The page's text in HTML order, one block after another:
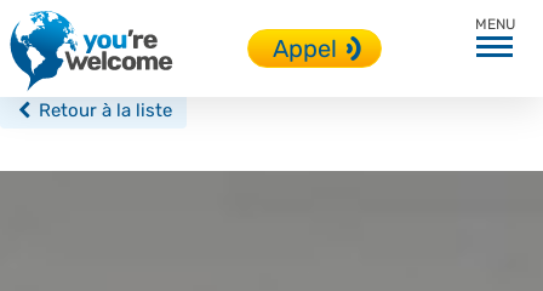
Appel
Londres
Retour à la liste